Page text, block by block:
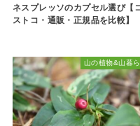
ネスプレッソのカプセル選び【
ストコ・通販・正規品を比較】
山の植物&山暮